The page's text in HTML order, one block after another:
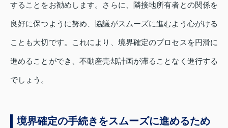
することをお勧めします。さらに、隣接地所有者との関係を
良好に保つように努め、協議がスムーズに進むよう心がける
ことも大切です。これにより、境界確定のプロセスを円滑に
進めることができ、不動産売却計画が滞ることなく進行する
でしょう。
境界確定の手続きをスムーズに進めるため